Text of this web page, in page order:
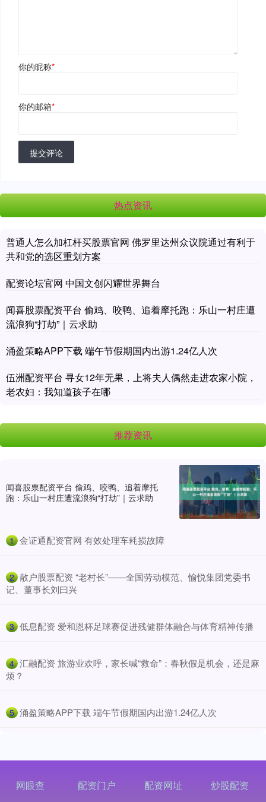
你的昵称*
你的邮箱*
提交评论
热点资讯
普通人怎么加杠杆买股票官网 佛罗里达州众议院通过有利于
共和党的选区重划方案
配资论坛官网 中国文创闪耀世界舞台
闻喜股票配资平台 偷鸡、咬鸭、追着摩托跑：乐山一村庄遭
流浪狗“打劫”｜云求助
涌盈策略APP下载 端午节假期国内出游1.24亿人次
伍洲配资平台 寻女12年无果，上将夫人偶然走进农家小院，
老农妇：我知道孩子在哪
推荐资讯
闻喜股票配资平台 偷鸡、咬鸭、追着摩托
跑：乐山一村庄遭流浪狗“打劫”｜云求助
1 ​金证通配资官网 有效处理车耗损故障
2 ​散户股票配资 “老村长”——全国劳动模范、愉悦集团党委书
记、董事长刘曰兴
3 ​低息配资 爱和恩杯足球赛促进残健群体融合与体育精神传播
4 ​汇融配资 旅游业欢呼，家长喊“救命”：春秋假是机会，还是麻
烦？
5 ​涌盈策略APP下载 端午节假期国内出游1.24亿人次
网眼查 配资门户 配资网址 炒股配资